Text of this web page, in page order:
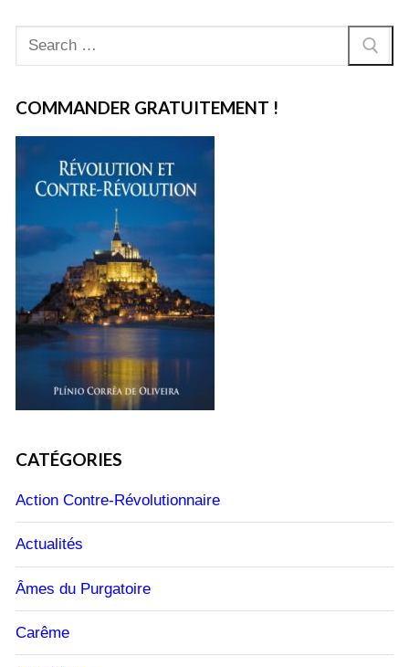
Rechercher
:
COMMANDER GRATUITEMENT !
CATÉGORIES
Action Contre-Révolutionnaire
Actualités
Âmes du Purgatoire
Carême